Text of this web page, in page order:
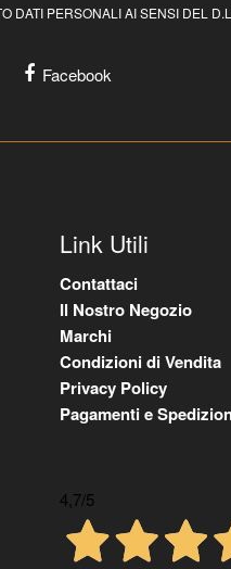
DATI PERSONALI AI SENSI DEL
Facebook
Link Utili
Contattaci
Il Nostro Negozio
Marchi
Condizioni di Vendita
Privacy Policy
Pagamenti e
4,7/5